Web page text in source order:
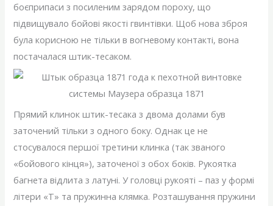
боєприпаси з посиленим зарядом пороху, що
підвищувало бойові якості гвинтівки. Щоб нова зброя
була корисною не тільки в вогневому контакті, вона
постачалася штик-тесаком.
Прямий клинок штик-тесака з двома долами був
заточений тільки з одного боку. Однак це не
стосувалося першої третини клинка (так званого
«бойового кінця»), заточеної з обох боків. Рукоятка
багнета відлита з латуні. У головці рукояті – паз у формі
літери «Т» та пружинна клямка. Розташування пружини